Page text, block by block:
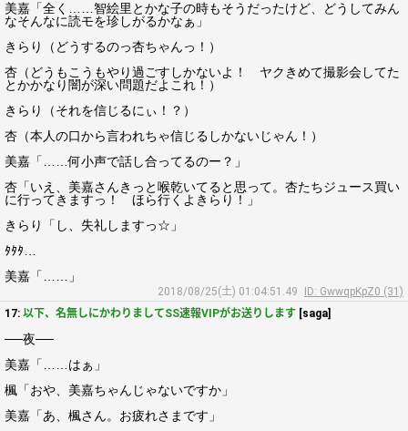
美嘉「全く……智絵里とかな子の時もそうだったけど、どうしてみん
なそんなに読モを珍しがるかなぁ」
きらり（どうするのっ杏ちゃんっ！）
杏（どうもこうもやり過ごすしかないよ！ ヤクきめて撮影会してた
とかかなり闇が深い問題だよこれ！）
きらり（それを信じるにぃ！？）
杏（本人の口から言われちゃ信じるしかないじゃん！）
美嘉「……何小声で話し合ってるのー？」
杏「いえ、美嘉さんきっと喉乾いてると思って。杏たちジュース買い
に行ってきますっ！ ほら行くよきらり！」
きらり「し、失礼しますっ☆」
ﾀﾀﾀ…
美嘉「……」
2018/08/25(土) 01:04:51.49
ID: GwwqpKpZ0 (31)
17: 以下、名無しにかわりましてSS速報VIPがお送りします [saga]
──夜──
美嘉「……はぁ」
楓「おや、美嘉ちゃんじゃないですか」
美嘉「あ、楓さん。お疲れさまです」